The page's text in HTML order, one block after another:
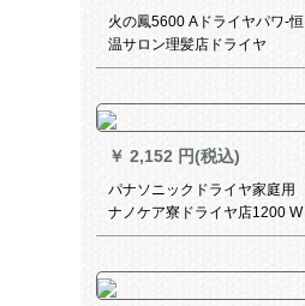
火の鳳5600 Aドライヤパワ-恒
温サロン理髪店ドライヤ
￥ 2,152 円(税込)
パナソニックドライヤ家庭用
ナノケア寮ドライヤ店1200 W
电气风吹知能恒温ドラヤヤ1